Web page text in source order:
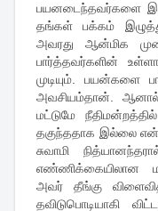
பயனடைந்தவர்களை இந்த
தங்கள் பக்கம்
அவரது ஆன்மிக
பார்த்தவர்களின்
முடியும். பயன்களை
அவசியம்தான். ஆனால்
மட்டுமே
தகுந்ததாக இல்லை
சுவாமி
எண்ணிக்கையிலான
அவர் தீங்கு
தவிடுபொடியாகி